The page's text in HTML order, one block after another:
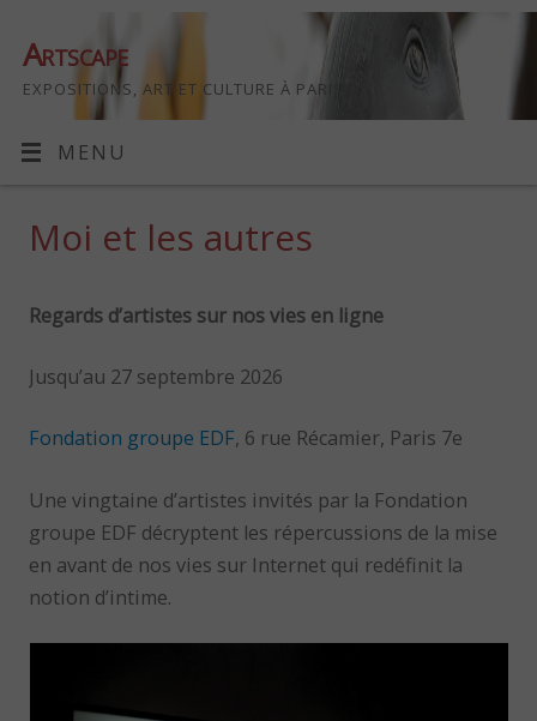
Artscape
EXPOSITIONS, ART ET CULTURE À PARIS
MENU
Moi et les autres
Regards d’artistes sur nos vies en ligne
Jusqu’au 27 septembre 2026
Fondation groupe EDF, 6 rue Récamier, Paris 7e
Une vingtaine d’artistes invités par la Fondation
groupe EDF décryptent les répercussions de la mise
en avant de nos vies sur Internet qui redéfinit la
notion d’intime.